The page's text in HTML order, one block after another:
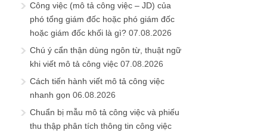
Công việc (mô tả công việc – JD) của
phó tổng giám đốc hoặc phó giám đốc
hoặc giám đốc khối là gì? 07.08.2026
Chú ý cẩn thận dùng ngôn từ, thuật ngữ
khi viết mô tả công việc 07.08.2026
Cách tiến hành viết mô tả công việc
nhanh gọn 06.08.2026
Chuẩn bị mẫu mô tả công việc và phiếu
thu thập phân tích thông tin công việc